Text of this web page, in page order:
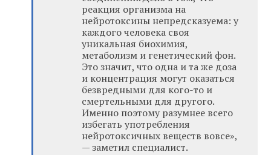
реакция организма на
нейротоксины непредсказуема: у
каждого человека своя
уникальная биохимия,
метаболизм и генетический фон.
Это значит, что одна и та же доза
и концентрация могут оказаться
безвредными для кого-то и
смертельными для другого.
Именно поэтому разумнее всего
избегать употребления
нейротоксичных веществ вовсе»,
— заметил специалист.